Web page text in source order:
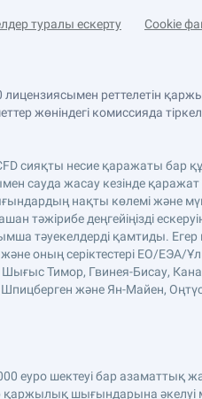
туралы ескерту Cookie
лицензиясымен реттелетін
жөніндегі комиссияда
сияқты несие қаражаты бар
сауда жасау кезінде
нақты көлемі және
тәжірибе деңгейіңізді
тәуекелдерді қамтиды. Егер
оның серіктестері ЕО/ЕЭА/
Тимор, Гвинея-Бисау,
және Ян-Майен,
еуро шектеуі бар азаматтық
шығындарына әкелуі